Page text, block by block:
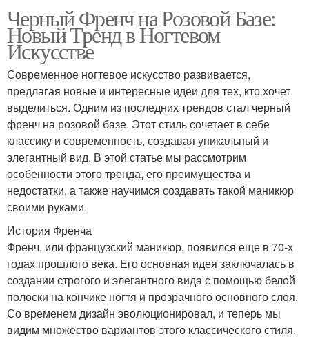
Черный Френч на Розовой Базе:
Новый Тренд в Ногтевом
Искусстве
Современное ногтевое искусство развивается,
предлагая новые и интересные идеи для тех, кто хочет
выделиться. Одним из последних трендов стал черный
френч на розовой базе. Этот стиль сочетает в себе
классику и современность, создавая уникальный и
элегантный вид. В этой статье мы рассмотрим
особенности этого тренда, его преимущества и
недостатки, а также научимся создавать такой маникюр
своими руками.
История Френча
Френч, или французский маникюр, появился еще в 70-х
годах прошлого века. Его основная идея заключалась в
создании строгого и элегантного вида с помощью белой
полоски на кончике ногтя и прозрачного основного слоя.
Со временем дизайн эволюционировал, и теперь мы
видим множество вариантов этого классического стиля.